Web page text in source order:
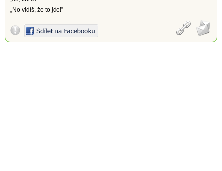
„No vidíš, že to jde!”